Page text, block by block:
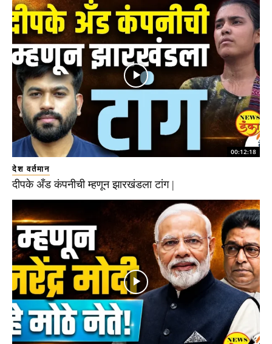
00:12:18
देश वर्तमान
दीपके अँड कंपनीची म्हणून झारखंडला टांग |